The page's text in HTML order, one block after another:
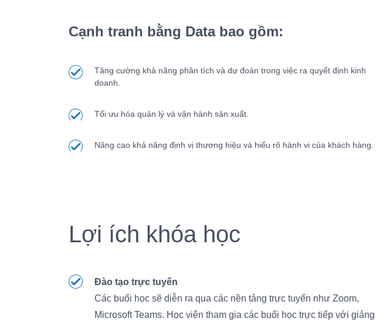
Cạnh tranh bằng Data bao gồm:
Tăng cường khả năng phân tích và dự đoán trong việc ra quyết định kinh
doanh.
Tối ưu hóa quản lý và vận hành sản xuất.
Nâng cao khả năng định vị thương hiệu và hiểu rõ hành vi của khách hàng.
Lợi ích khóa học
Đào tạo trực tuyến
Các buổi học sẽ diễn ra qua các nền tảng trực tuyến như Zoom,
Microsoft Teams. Học viên tham gia các buổi học trực tiếp với giảng